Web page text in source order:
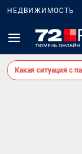
НЕДВИЖИМОСТЬ
Какая ситуация с